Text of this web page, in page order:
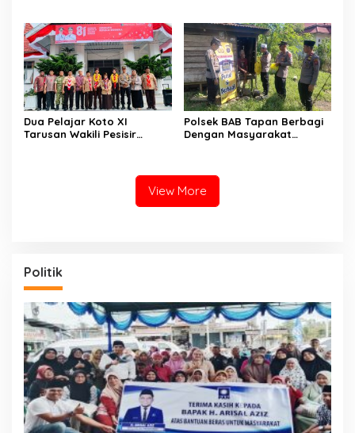
Beliung
Dua Pelajar Koto XI
Tarusan Wakili Pesisir
Polsek BAB Tapan Berbagi
Dengan Masyarakat
View More
Politik